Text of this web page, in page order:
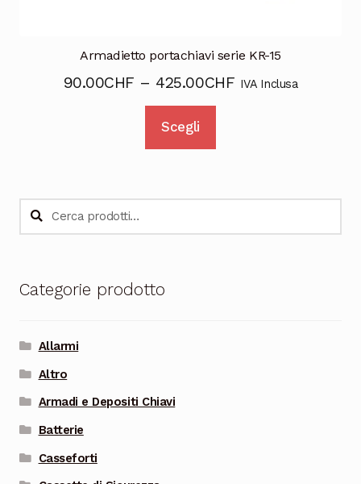
Armadietto portachiavi serie KR-15
90.00CHF – 425.00CHF IVA Inclusa
Scegli
varianti.
Cerca:
Cerca
Categorie prodotto
Allarmi
Altro
Armadi e Depositi Chiavi
Batterie
Casseforti